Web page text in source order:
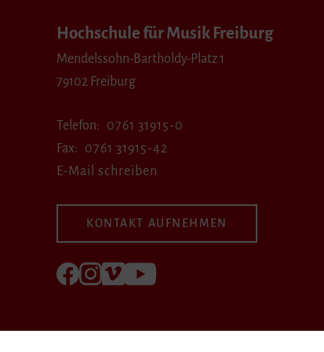
Hochschule für Musik Freiburg
Mendelssohn-Bartholdy-Platz 1
79102 Freiburg
Telefon
0761 31915-0
Fax
0761 31915-42
E-Mail schreiben
KONTAKT AUFNEHMEN
Folgen Sie uns auf Facebook
Folgen Sie uns auf Instagram
Besuchen Sie uns bei Vimeo